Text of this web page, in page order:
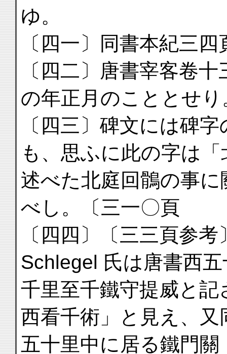
ゆ。
〔四一〕同書本紀三四
〔四二〕唐書宰客卷
の年正月のこととせり
〔四三〕碑文には碑
も、思ふに此の字は
述べた北庭回鶻の事
べし。〔三一〇頁
〔四四〕〔三三頁参
Schlegel 氏は唐書西
千里至千鐵守提威と
西看千術」と見え、
五十里中に居る鐵門